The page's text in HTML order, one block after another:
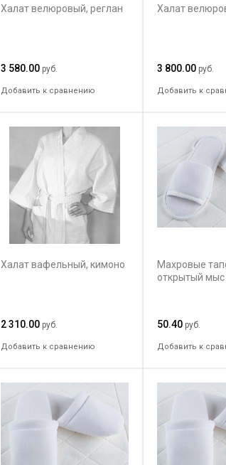
Халат велюровый, реглан
3 580.00 руб.
Добавить к сравнению
Халат
3 800.00 руб.
Добавить к
Халат вафельный, кимоно
2 310.00 руб.
Добавить к сравнению
Махровые
открытый мыс
50.40 руб.
Добавить к